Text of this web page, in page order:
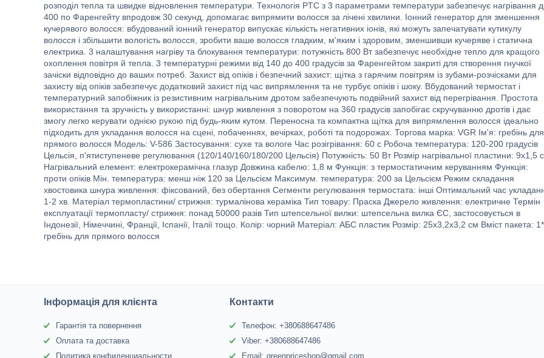
розподіл тепла та швидке відновлення температури. Технологія PTC з 3 параметрами температури забезпечує нагрівання
400 по Фаренгейту впродовж 30 секунд, допомагає випрямити волосся за лічені хвилини. Іонний генератор для зменшення
кучерявого волосся: вбудований іонний генератор випускає кількість негативних іонів, які можуть запечатувати кутикулу
волосся і збільшити вологість волосся, зробити ваше волосся гладким, м'яким і здоровим, зменшивши кучеряве і статична
електрика. 3 налаштування нагріву та блокування температури: потужність 800 Вт забезпечує необхідне тепло для кращого
охоплення повітря й тепла. 3 температурні режими від 140 до 400 градусів за Фаренгейтом закриті для створення гнучкої
зачіски відповідно до ваших потреб. Захист від опіків і безпечний захист: щітка з гарячим повітрям із зубами-розчісками для
захисту від опіків забезпечує додатковий захист під час випрямлення та не турбує опіків і шоку. Вбудований термостат і
температурний запобіжник із резистивним нагрівальним дротом забезпечують подвійний захист від перегрівання. Простота
використання та зручність у використанні: шнур живлення з поворотом на 360 градусів запобігає скручуванню дротів і дає
змогу легко керувати однією рукою під будь-яким кутом. Переносна та компактна щітка для випрямлення волосся ідеально
підходить для укладання волосся на сцені, побаченнях, вечірках, роботі та подорожах. Торгова марка: VGR Ім'я: гребінь для
прямого волосся Модель: V-586 Застосування: сухе та вологе Час розігрівання: 60 с Робоча температура: 120-200 градусів
Цельсія, п'ятиступеневе регулювання (120/140/160/180/200 Цельсія) Потужність: 50 Вт Розмір нагрівальної пластини: 9x1,5
Нагрівальний елемент: електрокерамічна глазур Довжина кабелю: 1,8 м Функція: з термостатичним керуванням Функція:
проти опіків Мін. температура: менш ніж 120 за Цельсієм Максимум. температура: 200 за Цельсієм Режим складання
хвостовика шнура живлення: фіксований, без обертання Сегменти регулювання термостата: інші Оптимальний час
1-2 хв. Матеріал термопластини/ стрижня: турмалінова кераміка Тип товару: Праска Джерело живлення: електричне Термін
експлуатації термопласту/ стрижня: понад 50000 разів Тип штепсельної вилки: штепсельна вилка ЄС, застосовується в
Індонезії, Німеччині, Франції, Іспанії, Італії тощо. Колір: чорний Матеріал: АБС пластик Розмір: 25x3,2x3,2 см Вміст пакета: 1*
гребінь для прямого волосся
Інформація для клієнта
Гарантія та повернення
Оплата та доставка
Политика конфиденциальности
Контакти
Телефон: +380688647486
Viber: +380688647486
Email: greenpriceshop@gmail.com